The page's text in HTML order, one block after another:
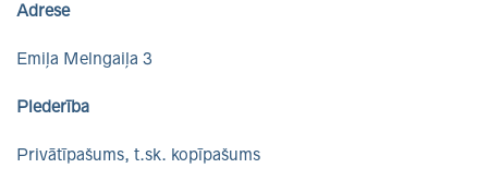
Adrese
Emiļa Melngaiļa 3
Piederība
Privātīpašums, t.sk. kopīpašums